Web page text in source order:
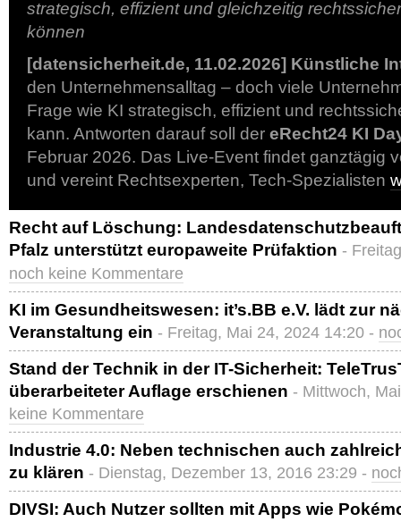
strategisch, effizient und gleichzeitig
können
[datensicherheit.de, 11.02.2026] Künstliche
den Unternehmensalltag – doch viele
Frage wie KI strategisch, effizient und
kann. Antworten darauf soll der eRecht24 KI
Februar 2026. Das Live-Event findet ganztägig
und vereint Rechtsexperten, Tech-Spezialisten
Recht auf Löschung:
Pfalz unterstützt europaweite Prüfaktion -
noch keine Kommentare
KI im Gesundheitswesen: it’s.BB e.V. lädt zur
Veranstaltung ein - Freitag, Mai 24, 2024 14:20 -
Stand der Technik in der IT-Sicherheit:
überarbeiteter Auflage erschienen - Mittwoch,
keine Kommentare
Industrie 4.0: Neben technischen auch
zu klären - Dienstag, Dezember 13, 2016 23:29 -
DIVSI: Auch Nutzer sollten mit Apps wie